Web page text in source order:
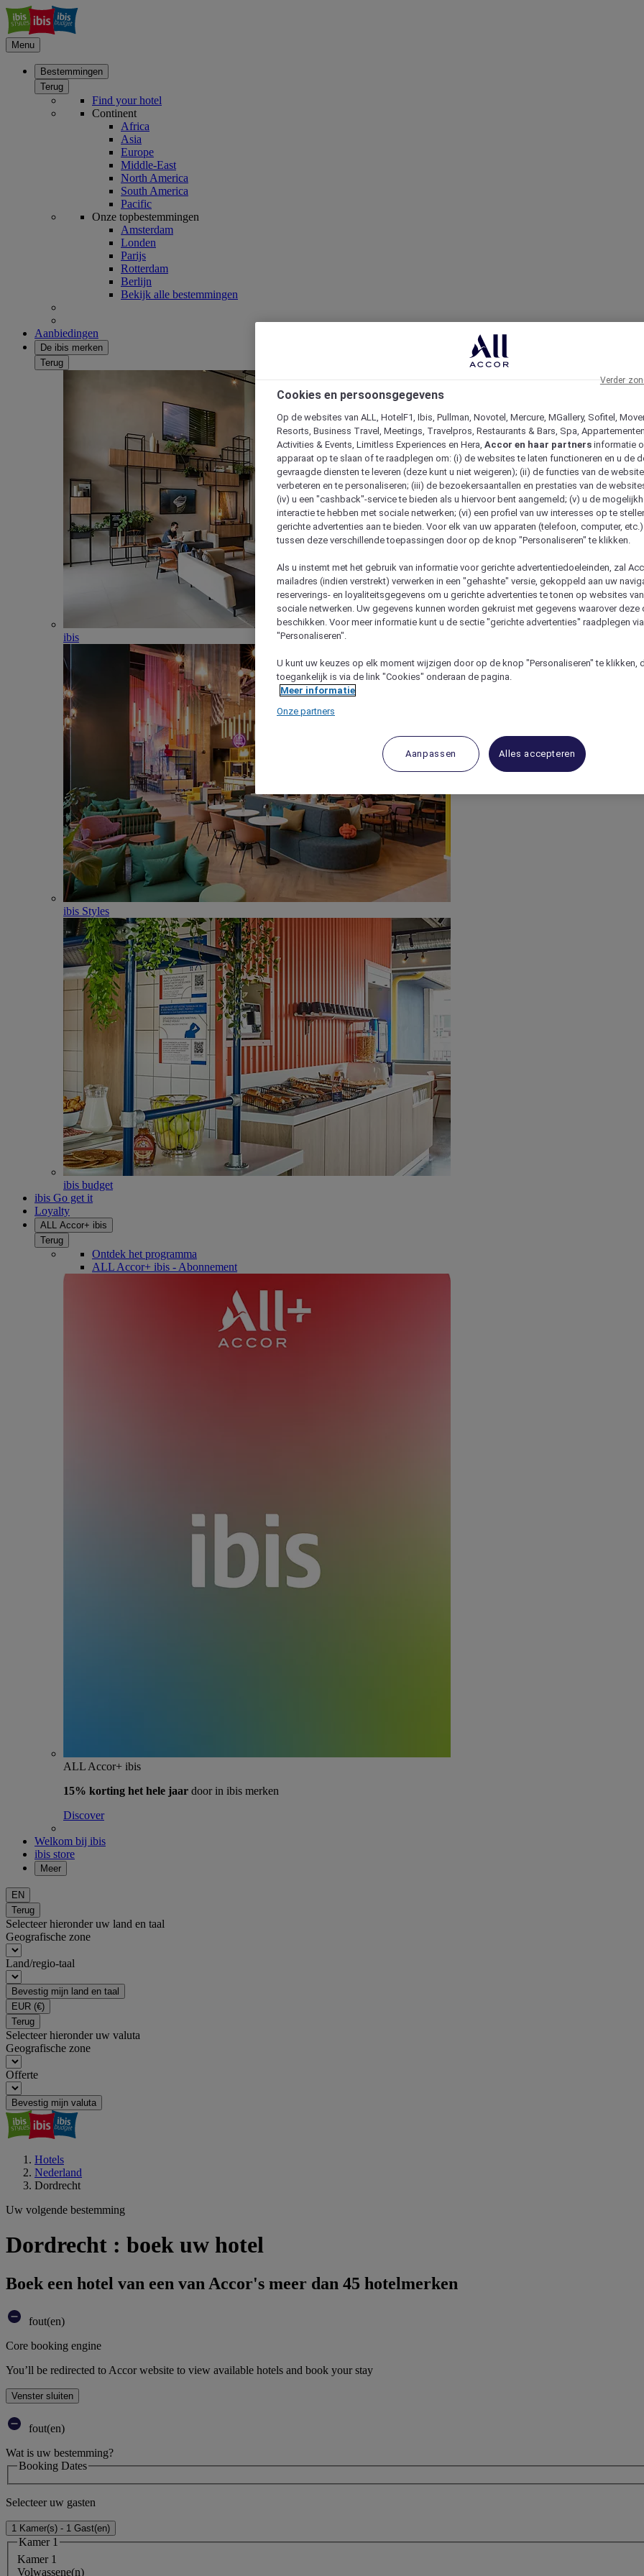
Menu
Bestemmingen
Terug
Find your hotel
Continent
Africa
Asia
Europe
Middle-East
North America
South America
Pacific
Onze topbestemmingen
Amsterdam
Londen
Parijs
Rotterdam
Berlijn
Bekijk alle bestemmingen
Aanbiedingen
De ibis merken
Terug
ibis
ibis Styles
ibis budget
ibis Go get it
Loyalty
ALL Accor+ ibis
Terug
Ontdek het programma
ALL Accor+ ibis - Abonnement
ALL Accor+ ibis
15% korting het hele jaar door in ibis merken
Discover
Welkom bij ibis
ibis store
Meer
EN
Terug
Selecteer hieronder uw land en taal
Geografische zone
Land/regio-taal
Bevestig mijn land en taal
EUR (€)
Terug
Selecteer hieronder uw valuta
Geografische zone
Offerte
Bevestig mijn valuta
Hotels
Nederland
Dordrecht
Uw volgende bestemming
Dordrecht : boek uw hotel
Boek een hotel van een van Accor's meer dan 45 hotelmerken
fout(en)
Core booking engine
You’ll be redirected to Accor website to view available hotels and book your stay
Venster sluiten
fout(en)
Wat is uw bestemming?
Booking Dates
Selecteer uw gasten
1 Kamer(s) - 1 Gast(en)
Kamer 1
Kamer 1
Volwassene(n)
Cookies en persoonsgegevens
Op de websites van ALL, HotelF1, Ibis, Pullman, Novotel, Mercure, MGallery, Sofitel,
Resorts, Business Travel, Meetings, Travelpros, Restaurants & Bars, Spa,
Activities & Events, Limitless Experiences en Hera, Accor en haar partners informatie
apparaat op te slaan of te raadplegen om: (i) de websites te laten functioneren en u de
gevraagde diensten te leveren (deze kunt u niet weigeren); (ii) de functies van de
verbeteren en te personaliseren; (iii) de bezoekersaantallen en prestaties van de
(iv) u een "cashback"-service te bieden als u hiervoor bent aangemeld; (v) u de
interactie te hebben met sociale netwerken; (vi) een profiel van uw interesses op te
gerichte advertenties aan te bieden. Voor elk van uw apparaten (telefoon, computer,
tussen deze verschillende toepassingen door op de knop "Personaliseren" te klikken.
Als u instemt met het gebruik van informatie voor gerichte advertentiedoeleinden, zal
mailadres (indien verstrekt) verwerken in een "gehashte" versie, gekoppeld aan uw
reserverings- en loyaliteitsgegevens om u gerichte advertenties te tonen op websites
sociale netwerken. Uw gegevens kunnen worden gekruist met gegevens waarover deze
beschikken. Voor meer informatie kunt u de sectie "gerichte advertenties" raadplegen
"Personaliseren".
U kunt uw keuzes op elk moment wijzigen door op de knop "Personaliseren" te klikken,
toegankelijk is via de link "Cookies" onderaan de pagina.
Meer informatie
Onze partners
Aanpassen Alles accepteren
Verder